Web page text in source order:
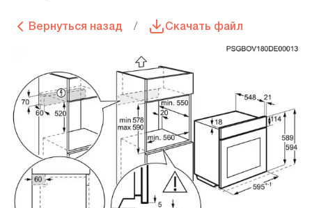
Вернуться назад Скачать файл